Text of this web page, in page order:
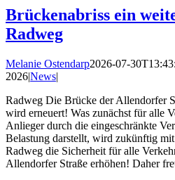
Brückenabriss ein
Radweg
Melanie Ostendarp2026-07-
2026|News|
Radweg Die Brücke der Allendorfer
wird erneuert! Was zunächst für alle
Anlieger durch die eingeschränkte
Belastung darstellt, wird zukünftig
Radweg die Sicherheit für alle
Allendorfer Straße erhöhen! Daher